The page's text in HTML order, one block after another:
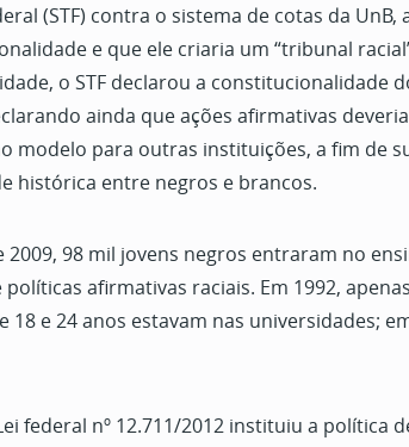
(STF) contra o sistema de cotas da UnB,
e que ele criaria um “tribunal
o STF declarou a constitucionalidade
ainda que ações afirmativas
modelo para outras instituições, a fim de
histórica entre negros e brancos.
2009, 98 mil jovens negros entraram no
afirmativas raciais. Em 1992,
18 e 24 anos estavam nas universidades;
federal nº 12.711/2012 instituiu a política